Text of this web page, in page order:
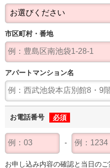
市区町村・番地
アパートマンション名
お電話番号 必須
お申し込み内容の確認と当日の